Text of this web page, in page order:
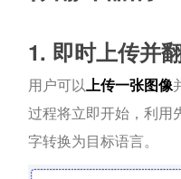
1. 即时上传并
用户可以上传一张图像
过程将立即开始，利用
字转换为目标语言。